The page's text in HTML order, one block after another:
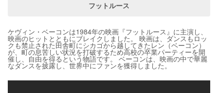
フットルース
ケヴィン・ベーコンは1984年の映画『フットルース』に主演し、
映画のヒットとともにブレイクしました。 映画は、ダンスもロッ
クも禁止された田舎町にシカゴから越してきたレン（ベーコン）
が、町の息苦しい状況を打破するため高校の卒業パーティーを開
催し、自由を得るという物語です。 ベーコンは、映画の中で華麗
なダンスを披露し、世界中にファンを獲得しました。